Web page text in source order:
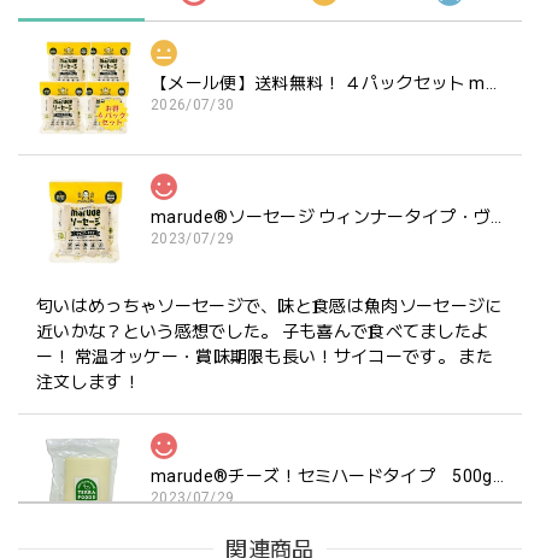
2026/07/30
2023/07/29
匂いはめっちゃソーセージで、味と食感は魚肉ソーセージに
近いかな？という感想でした。 子も喜んで食べてましたよ
ー！ 常温オッケー・賞味期限も長い！サイコーです。 また
注文します！
2023/07/29
関連商品